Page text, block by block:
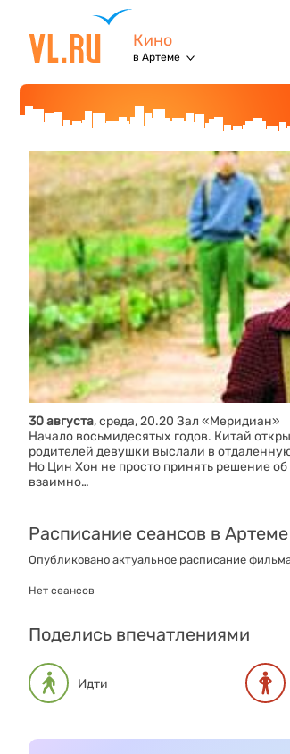
Кино
в Артеме
30 августа, среда, 20.20 Зал «Меридиан»
Начало восьмидесятых годов. Китай
родителей девушки выслали в
Но Цин Хон не просто принять решение
взаимно…
Расписание сеансов в Артеме
Опубликовано актуальное расписание
Нет сеансов
Поделись впечатлениями
Идти